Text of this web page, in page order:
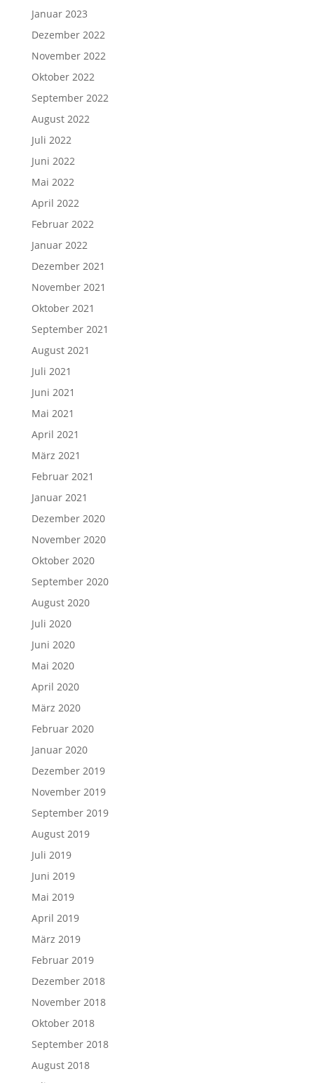
Januar 2023
Dezember 2022
November 2022
Oktober 2022
September 2022
August 2022
Juli 2022
Juni 2022
Mai 2022
April 2022
Februar 2022
Januar 2022
Dezember 2021
November 2021
Oktober 2021
September 2021
August 2021
Juli 2021
Juni 2021
Mai 2021
April 2021
März 2021
Februar 2021
Januar 2021
Dezember 2020
November 2020
Oktober 2020
September 2020
August 2020
Juli 2020
Juni 2020
Mai 2020
April 2020
März 2020
Februar 2020
Januar 2020
Dezember 2019
November 2019
September 2019
August 2019
Juli 2019
Juni 2019
Mai 2019
April 2019
März 2019
Februar 2019
Dezember 2018
November 2018
Oktober 2018
September 2018
August 2018